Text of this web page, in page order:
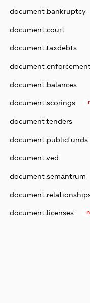
document.bankruptcy
document.court
document.taxdebts
document.balances
document.scorings
document.tenders
document.publicfunds
document.ved
document.semantrum
document.licenses